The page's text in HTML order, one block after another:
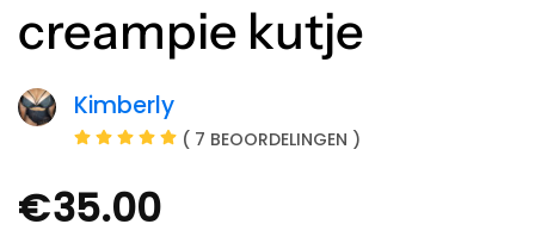
creampie kutje
Kimberly
( 7 BEOORDELINGEN )
€35.00